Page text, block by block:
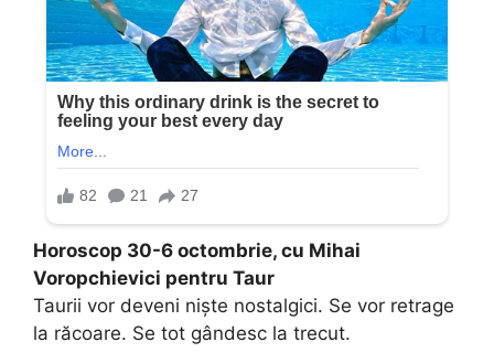
Horoscop 30-6 octombrie, cu Mihai
Voropchievici pentru Taur
Taurii vor deveni nişte nostalgici. Se vor retrage
la răcoare. Se tot gândesc la trecut.